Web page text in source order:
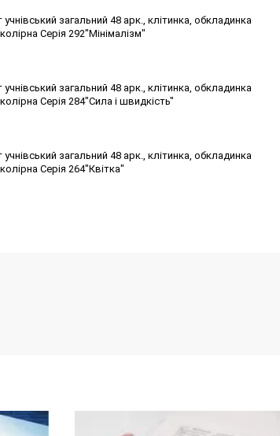
загальний 48 арк., клітинка, обкладинка
Серія 292"Мінімалізм"
загальний 48 арк., клітинка, обкладинка
Серія 284"Сила і швидкість"
загальний 48 арк., клітинка, обкладинка
Серія 264"Квітка"